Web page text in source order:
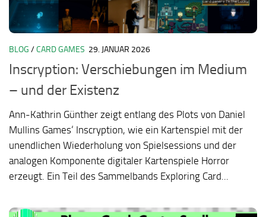
BLOG /CARD GAMES 29. JANUAR 2026
Inscryption: Verschiebungen im Medium
– und der Existenz
Ann-Kathrin Günther zeigt entlang des Plots von Daniel
Mullins Games‘ Inscryption, wie ein Kartenspiel mit der
unendlichen Wiederholung von Spielsessions und der
analogen Komponente digitaler Kartenspiele Horror
erzeugt. Ein Teil des Sammelbands Exploring Card...